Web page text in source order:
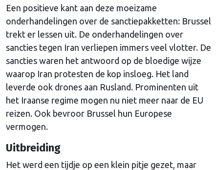
Een positieve kant aan deze moeizame
onderhandelingen over de sanctiepakketten: Brussel
trekt er lessen uit. De onderhandelingen over
sancties tegen Iran verliepen immers veel vlotter. De
sancties waren het antwoord op de bloedige wijze
waarop Iran protesten de kop insloeg. Het land
leverde ook drones aan Rusland. Prominenten uit
het Iraanse regime mogen nu niet meer naar de EU
reizen. Ook bevroor Brussel hun Europese
vermogen.
Uitbreiding
Het werd een tijdje op een klein pitje gezet, maar